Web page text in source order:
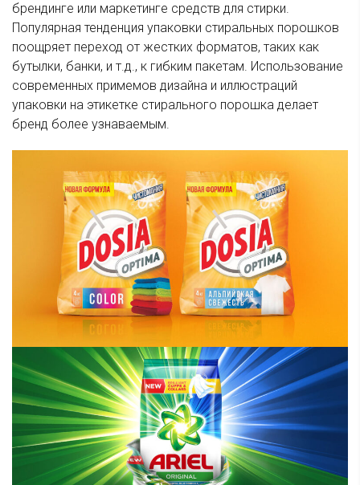
брендинге или маркетинге средств для стирки.
Популярная тенденция упаковки стиральных порошков
поощряет переход от жестких форматов, таких как
бутылки, банки, и т.д., к гибким пакетам. Использование
современных примемов дизайна и иллюстраций
упаковки на этикетке стирального порошка делает
бренд более узнаваемым.